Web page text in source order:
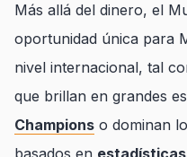
Más allá del dinero, el
oportunidad única para
nivel internacional, tal
que brillan en grandes
Champions o dominan